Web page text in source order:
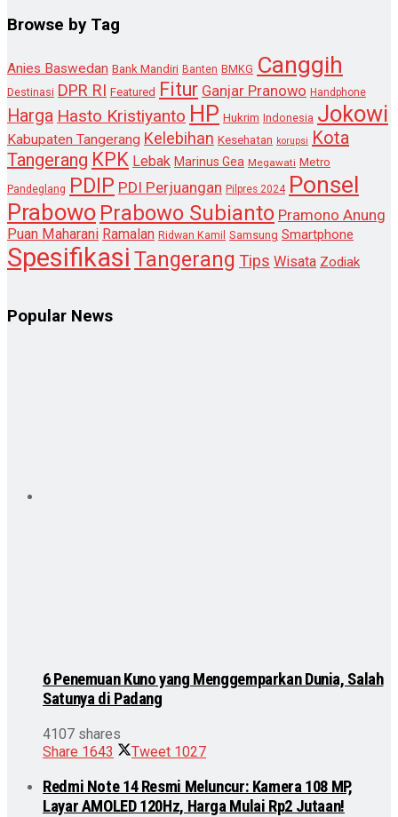
Browse by Tag
Anies Baswedan Bank Mandiri Banten BMKG Canggih
Destinasi DPR RI Featured Fitur Ganjar Pranowo Handphone
Harga Hasto Kristiyanto HP Hukrim Indonesia Jokowi
Kabupaten Tangerang Kelebihan Kesehatan korupsi Kota
Tangerang KPK Lebak Marinus Gea Megawati Metro
Pandeglang PDIP PDI Perjuangan Pilpres 2024 Ponsel
Prabowo Prabowo Subianto Pramono Anung
Puan Maharani Ramalan Ridwan Kamil Samsung Smartphone
Spesifikasi Tangerang Tips Wisata Zodiak
Popular News
6 Penemuan Kuno yang Menggemparkan Dunia, Salah
Satunya di Padang
4107 shares
Share 1643 Tweet 1027
Redmi Note 14 Resmi Meluncur: Kamera 108 MP,
Layar AMOLED 120Hz, Harga Mulai Rp2 Jutaan!